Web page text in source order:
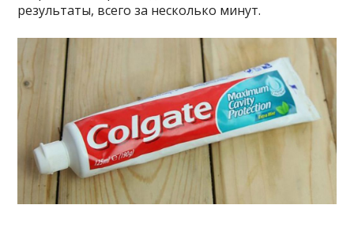
результаты, всего за несколько минут.